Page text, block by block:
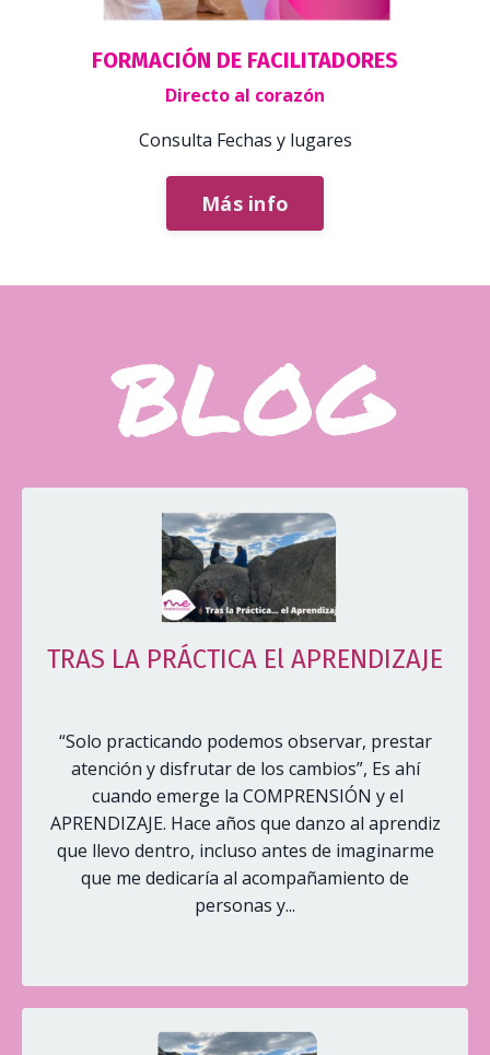
FORMACIÓN DE FACILITADORES
Directo al corazón
Consulta Fechas y lugares
Más info
TRAS LA PRÁCTICA El APRENDIZAJE
“Solo practicando podemos observar, prestar
atención y disfrutar de los cambios”, Es ahí
cuando emerge la COMPRENSIÓN y el
APRENDIZAJE. Hace años que danzo al aprendiz
que llevo dentro, incluso antes de imaginarme
que me dedicaría al acompañamiento de
personas y...